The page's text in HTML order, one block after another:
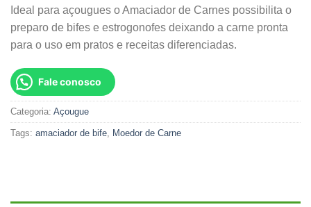
Ideal para açougues o Amaciador de Carnes possibilita o
preparo de bifes e estrogonofes deixando a carne pronta
para o uso em pratos e receitas diferenciadas.
Fale conosco
Categoria: Açougue
Tags: amaciador de bife, Moedor de Carne